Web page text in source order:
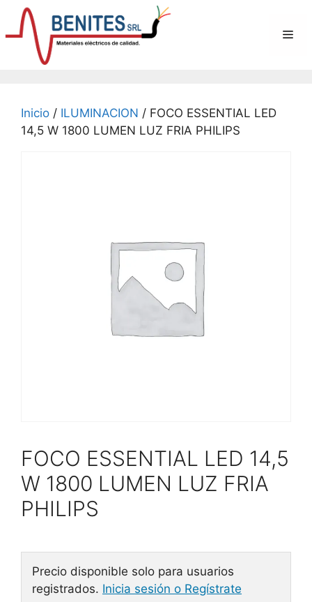
Saltar
contenido
Inicio / ILUMINACION / FOCO ESSENTIAL LED
14,5 W 1800 LUMEN LUZ FRIA PHILIPS
FOCO ESSENTIAL LED 14,5
W 1800 LUMEN LUZ FRIA
PHILIPS
Precio disponible solo para usuarios
registrados. Inicia sesión o Regístrate